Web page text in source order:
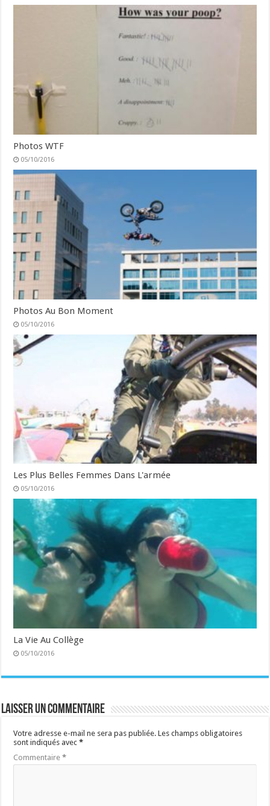
Photos WTF
05/10/2016
Photos Au Bon Moment
05/10/2016
Les Plus Belles Femmes Dans L'armée
05/10/2016
La Vie Au Collège
05/10/2016
Laisser un commentaire
Votre adresse e-mail ne sera pas publiée. Les champs obligatoires
sont indiqués avec*
Commentaire*